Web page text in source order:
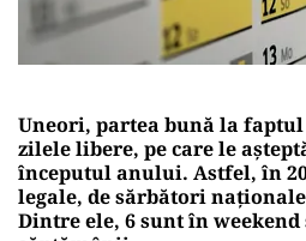
Uneori, partea bună la
zilele libere, pe care le
începutul anului. Astfel, în
legale, de sărbători
Dintre ele, 6 sunt în